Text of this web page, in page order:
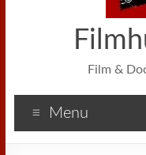
Film &
Menu